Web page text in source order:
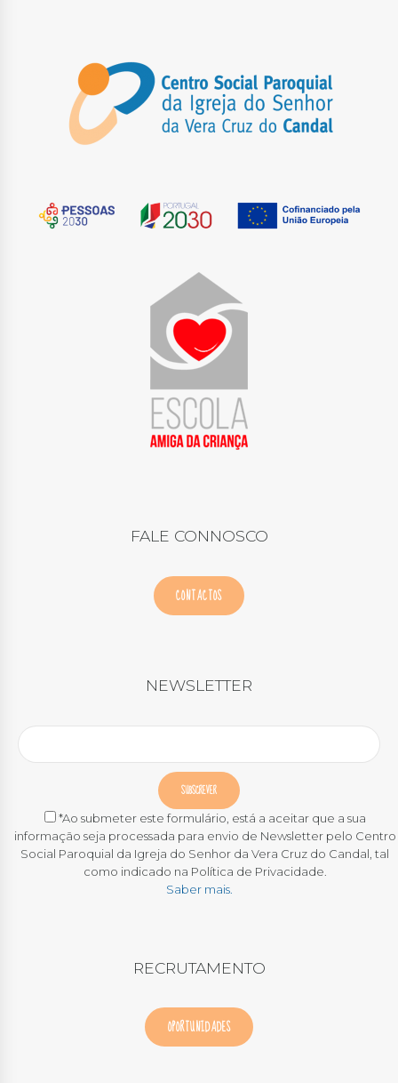
FALE CONNOSCO
CONTACTOS
NEWSLETTER
*Ao submeter este formulário, está a aceitar que a sua
informação seja processada para envio de Newsletter pelo Centro
Social Paroquial da Igreja do Senhor da Vera Cruz do Candal, tal
como indicado na Política de Privacidade.
Saber mais.
RECRUTAMENTO
OPORTUNIDADES